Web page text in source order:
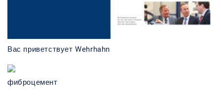
Вас приветствует Wehrhahn
фиброцемент